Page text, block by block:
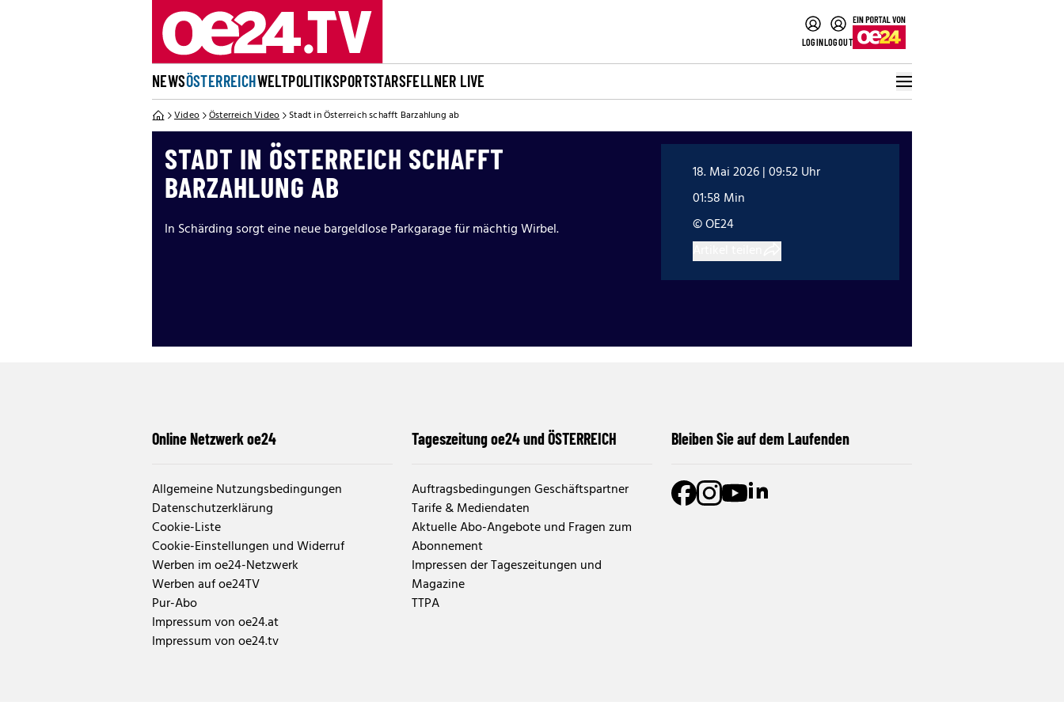
LOGINLOGOUT
NEWSÖSTERREICHWELTPOLITIKSPORTSTARSFELLNER LIVE
Video Österreich Video Stadt in Österreich schafft Barzahlung ab
STADT IN ÖSTERREICH SCHAFFT
BARZAHLUNG AB
In Schärding sorgt eine neue bargeldlose Parkgarage für mächtig Wirbel.
18. Mai 2026 | 09:52 Uhr
01:58 Min
© OE24
Online Netzwerk oe24
Allgemeine Nutzungsbedingungen
Datenschutzerklärung
Cookie-Liste
Cookie-Einstellungen und Widerruf
Werben im oe24-Netzwerk
Werben auf oe24TV
Pur-Abo
Impressum von oe24.at
Impressum von oe24.tv
Tageszeitung oe24 und ÖSTERREICH
Auftragsbedingungen Geschäftspartner
Tarife & Mediendaten
Aktuelle Abo-Angebote und Fragen zum
Abonnement
Impressen der Tageszeitungen und
Magazine
TTPA
Bleiben Sie auf dem Laufenden